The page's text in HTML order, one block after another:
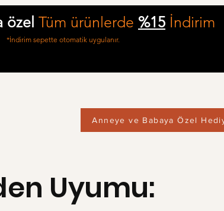
özel Tüm ürünlerde %15 İndirim
*İndirim sepette otomatik uygulanır.
Anneye ve Babaya Özel
Uyumu: